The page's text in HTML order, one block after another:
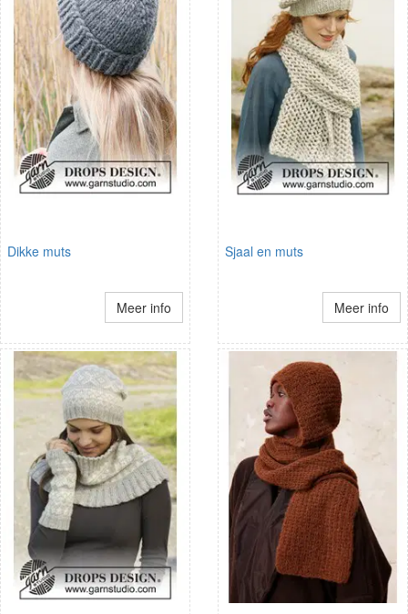
Dikke muts
Meer info
Sjaal en muts
Meer info